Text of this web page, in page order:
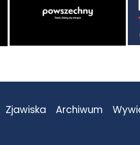
Zjawiska Archiwum